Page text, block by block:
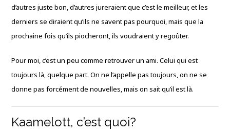
d’autres juste bon, d’autres jureraient que c’est le meilleur, et les
derniers se diraient qu’ils ne savent pas pourquoi, mais que la
prochaine fois qu’ils piocheront, ils voudraient y regoûter.
Pour moi, c’est un peu comme retrouver un ami. Celui qui est
toujours là, quelque part. On ne l’appelle pas toujours, on ne se
donne pas forcément de nouvelles, mais on sait qu’il est là.
Kaamelott, c’est quoi?